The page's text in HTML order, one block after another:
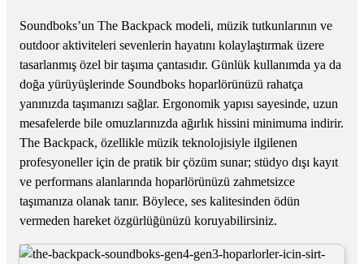
Soundboks’un The Backpack modeli, müzik tutkunlarının ve
outdoor aktiviteleri sevenlerin hayatını kolaylaştırmak üzere
tasarlanmış özel bir taşıma çantasıdır. Günlük kullanımda ya da
doğa yürüyüşlerinde Soundboks hoparlörünüzü rahatça
yanınızda taşımanızı sağlar. Ergonomik yapısı sayesinde, uzun
mesafelerde bile omuzlarınızda ağırlık hissini minimuma indirir.
The Backpack, özellikle müzik teknolojisiyle ilgilenen
profesyoneller için de pratik bir çözüm sunar; stüdyo dışı kayıt
ve performans alanlarında hoparlörünüzü zahmetsizce
taşımanıza olanak tanır. Böylece, ses kalitesinden ödün
vermeden hareket özgürlüğünüzü koruyabilirsiniz.